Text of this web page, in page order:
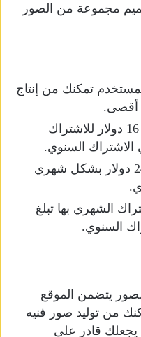
مجموعة من الصور
تمكنك من إنتاج
الباقة الأساسية تبلغ تكلفتها 16 دولار للاشتراك
الباقة الثانية تبلغ تكلفتها 24,5 دولار بشكل شهري
الشهري بها تبلغ
يتضمن الموقع
من توليد صور فنيه
قادر على